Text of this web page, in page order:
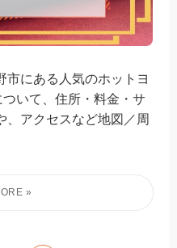
市にある人気のホットヨ
いて、住所・料金・サ
、アクセスなど地図／周